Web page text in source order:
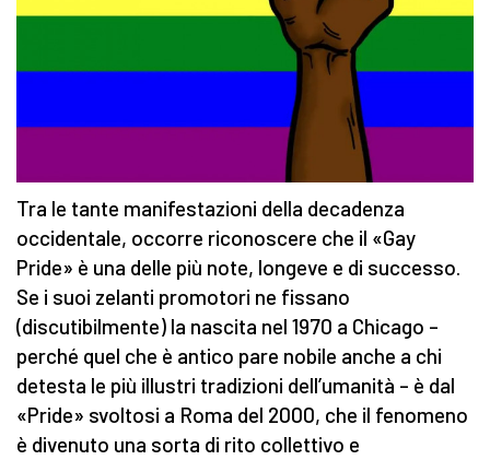
Tra le tante manifestazioni della decadenza
occidentale, occorre riconoscere che il «Gay
Pride» è una delle più note, longeve e di successo.
Se i suoi zelanti promotori ne fissano
(discutibilmente) la nascita nel 1970 a Chicago –
perché quel che è antico pare nobile anche a chi
detesta le più illustri tradizioni dell’umanità – è dal
«Pride» svoltosi a Roma del 2000, che il fenomeno
è divenuto una sorta di rito collettivo e